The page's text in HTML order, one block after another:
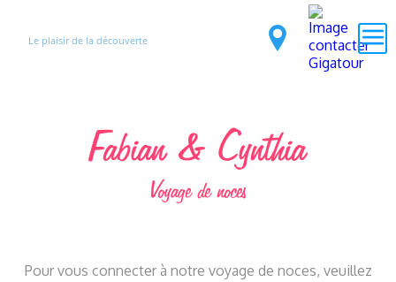
Le plaisir de la découverte
Fabian & Cynthia
Voyage de noces
Pour vous connecter à notre voyage de noces, veuillez